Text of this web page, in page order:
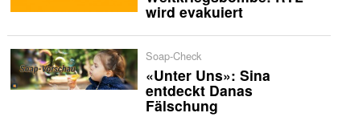
wird evakuiert
Soap-Check
«Unter Uns»: Sina
entdeckt Danas
Fälschung